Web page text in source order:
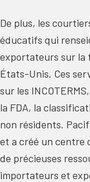
De plus, les
éducatifs qui
exportateurs sur la
États-Unis. Ces
sur les
la FDA, la
non résidents.
et a créé un centre
de précieuses
importateurs et